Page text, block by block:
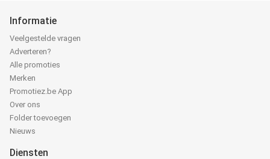
Informatie
Veelgestelde vragen
Adverteren?
Alle promoties
Merken
Promotiez.be App
Over ons
Folder toevoegen
Nieuws
Diensten